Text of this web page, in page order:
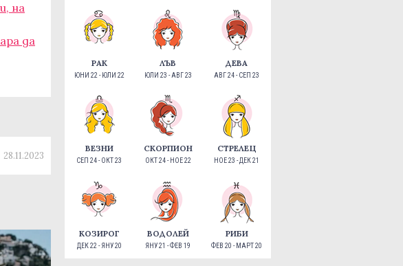
на
да
28.11.2023
РАК
ЮНИ 22 - ЮЛИ 22
ЛЪВ
ЮЛИ 23 - АВГ 23
ДЕВА
АВГ 24 - СЕП 23
ВЕЗНИ
СЕП 24 - ОКТ 23
СКОРПИОН
ОКТ 24 - НОЕ 22
СТРЕЛЕЦ
НОЕ 23 - ДЕК 21
КОЗИРОГ
ДЕК 22 - ЯНУ 20
ВОДОЛЕЙ
ЯНУ 21 - ФЕВ 19
РИБИ
ФЕВ 20 - МАРТ 20